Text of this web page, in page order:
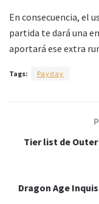
En consecuencia, el
partida te dará una
aportará ese extra
Tags: Payday
Tier list de Outer
Dragon Age